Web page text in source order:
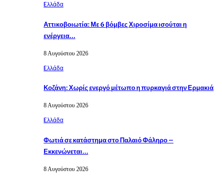
Eλλάδα
Αττικοβοιωτία: Με 6 βόμβες Χιροσίμα ισούται η
ενέργεια…
8 Αυγούστου 2026
Eλλάδα
Κοζάνη: Χωρίς ενεργό μέτωπο η πυρκαγιά στην Ερμακιά
8 Αυγούστου 2026
Eλλάδα
Φωτιά σε κατάστημα στο Παλαιό Φάληρο –
Εκκενώνεται…
8 Αυγούστου 2026